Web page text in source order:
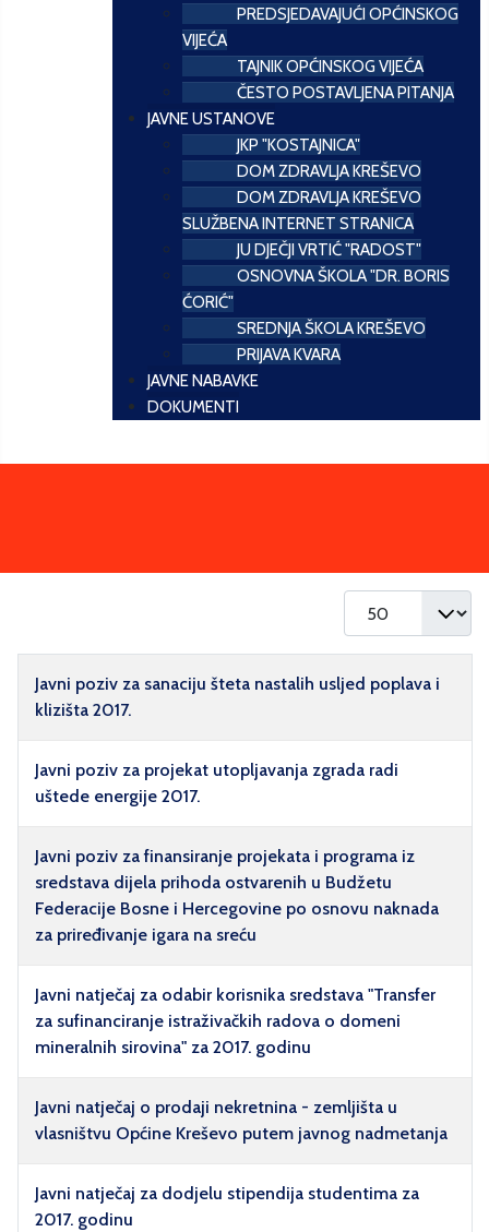
PREDSJEDAVAJUĆI OPĆINSKOG
VIJEĆA
TAJNIK OPĆINSKOG VIJEĆA
ČESTO POSTAVLJENA PITANJA
JAVNE USTANOVE
JKP "KOSTAJNICA"
DOM ZDRAVLJA KREŠEVO
DOM ZDRAVLJA KREŠEVO
SLUŽBENA INTERNET STRANICA
JU DJEČJI VRTIĆ "RADOST"
OSNOVNA ŠKOLA "DR. BORIS
ĆORIĆ"
SREDNJA ŠKOLA KREŠEVO
PRIJAVA KVARA
JAVNE NABAVKE
DOKUMENTI
Naziv
Javni poziv za sanaciju šteta nastalih usljed poplava i
klizišta 2017.
Javni poziv za projekat utopljavanja zgrada radi
uštede energije 2017.
Javni poziv za finansiranje projekata i programa iz
sredstava dijela prihoda ostvarenih u Budžetu
Federacije Bosne i Hercegovine po osnovu naknada
za priređivanje igara na sreću
Javni natječaj za odabir korisnika sredstava "Transfer
za sufinanciranje istraživačkih radova o domeni
mineralnih sirovina" za 2017. godinu
Javni natječaj o prodaji nekretnina - zemljišta u
vlasništvu Općine Kreševo putem javnog nadmetanja
Javni natječaj za dodjelu stipendija studentima za
2017. godinu